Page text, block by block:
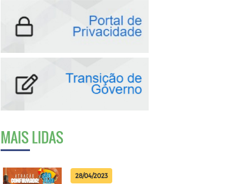
MAIS LIDAS
28/04/2023